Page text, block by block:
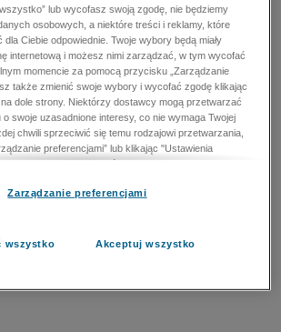
lub wycofasz swoją zgodę, nie będziemy
osobowych, a niektóre treści i reklamy, które
Ciebie odpowiednie. Twoje wybory będą miały
internetową i możesz nimi zarządzać, w tym wycofać
momencie za pomocą przycisku „Zarządzanie
także zmienić swoje wybory i wycofać zgodę klikając
dole strony. Niektórzy dostawcy mogą przetwarzać
o swoje uzasadnione interesy, co nie wymaga Twojej
chwili sprzeciwić się temu rodzajowi przetwarzania,
preferencjami” lub klikając "Ustawienia
Nie możesz sprzeciwić się przetwarzaniu przez
i naprawiania błędów, a w tym celu mogą zostać
osobowych w celu dostarczania i prezentacji reklam i
Zarządzanie preferencjami
wszystko Akceptuj wszystko